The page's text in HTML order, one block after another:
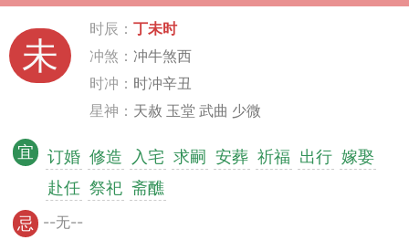
未
时辰： 丁未时
冲煞： 冲牛煞西
时冲： 时冲辛丑
星神： 天赦 玉堂 武曲 少微
宜 订婚 修造 入宅 求嗣 安葬 祈福 出行 嫁娶
赴任 祭祀 斋醮
忌 --无--